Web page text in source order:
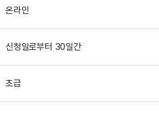
온라인
신청일로부터 30일간
초급